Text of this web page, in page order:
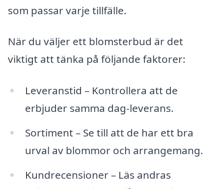
som passar varje tillfälle.
När du väljer ett blomsterbud är det
viktigt att tänka på följande faktorer:
Leveranstid – Kontrollera att de
erbjuder samma dag-leverans.
Sortiment – Se till att de har ett bra
urval av blommor och arrangemang.
Kundrecensioner – Läs andras